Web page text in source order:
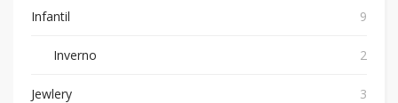
Infantil 9
Inverno 2
Jewlery 3